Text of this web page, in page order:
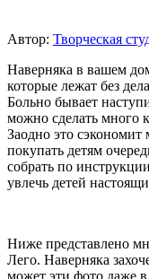
Автор: Творческая
Наверняка в вашем
которые лежат без
Больно бывает
можно сделать много
Заодно это сэкономит
покупать детям
собрать по
увлечь детей
Ниже представлено
Лего. Наверняка
может эти фото даже